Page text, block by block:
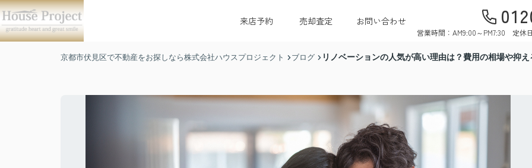
来店予約 売却査定 お問い合わせ
営業時間：AM9:00～PM7:30 定休
京都市伏見区で不動産をお探しなら株式会社ハウスプロジェクト ブログ リノベーションの人気が高い理由は？費用の相場や抑